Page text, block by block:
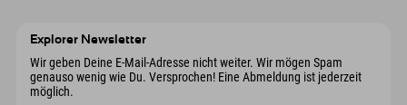
Explorer Newsletter
Wir geben Deine E-Mail-Adresse nicht weiter. Wir mögen Spam
genauso wenig wie Du. Versprochen! Eine Abmeldung ist jederzeit
möglich.